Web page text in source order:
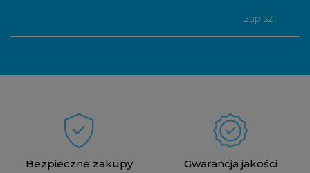
zapisz
Bezpieczne zakupy Gwarancja jakości